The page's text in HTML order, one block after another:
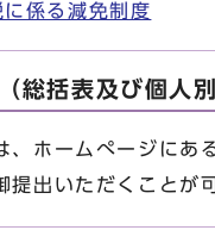
係る減免制度
総括表及び個人
ホームぺージにあ
提出いただくことが